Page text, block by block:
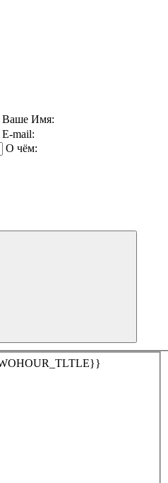
Ваше Имя:
E-mail:
О чём: